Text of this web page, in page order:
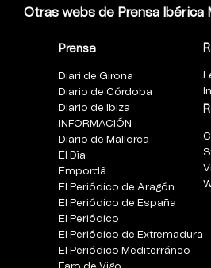
Otras webs de Prensa Ibérica
Prensa
Diari de Girona
Diario de Córdoba
Diario de Ibiza
INFORMACIÓN
Diario de Mallorca
El Día
Empordà
El Periódico de Aragón
El Periódico de España
El Periódico
El Periódico de Extremadura
El Periódico Mediterráneo